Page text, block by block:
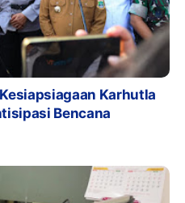
Karhutla
Bencana